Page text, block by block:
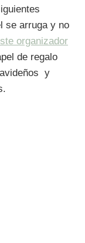
se arruga y no
organizador
de regalo
y